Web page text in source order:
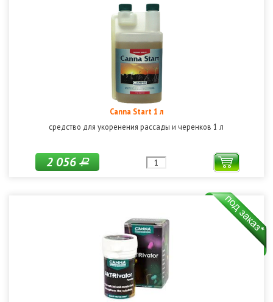
Canna Start 1 л
средство для укоренения рассады и черенков 1 л
2 056Р